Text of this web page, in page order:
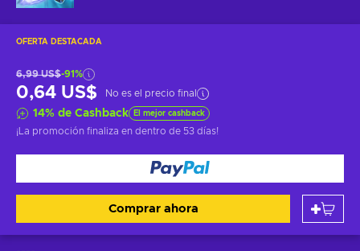
OFERTA DESTACADA
6,99 US$-91%
0,64 US$ No es el precio final
14% de Cashback El mejor cashback
¡La promoción finaliza en dentro de 53 días!
Comprar ahora